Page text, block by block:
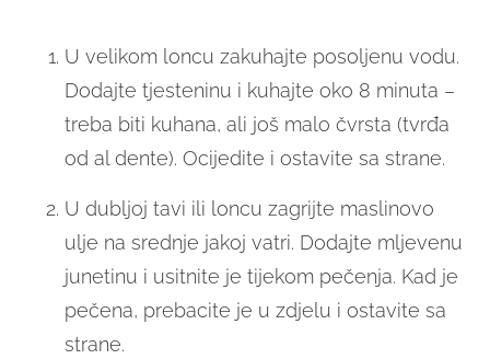
U velikom loncu zakuhajte posoljenu vodu.
Dodajte tjesteninu i kuhajte oko 8 minuta –
treba biti kuhana, ali još malo čvrsta (tvrđa
od al dente). Ocijedite i ostavite sa strane.
U dubljoj tavi ili loncu zagrijte maslinovo
ulje na srednje jakoj vatri. Dodajte mljevenu
junetinu i usitnite je tijekom pečenja. Kad je
pečena, prebacite je u zdjelu i ostavite sa
strane.